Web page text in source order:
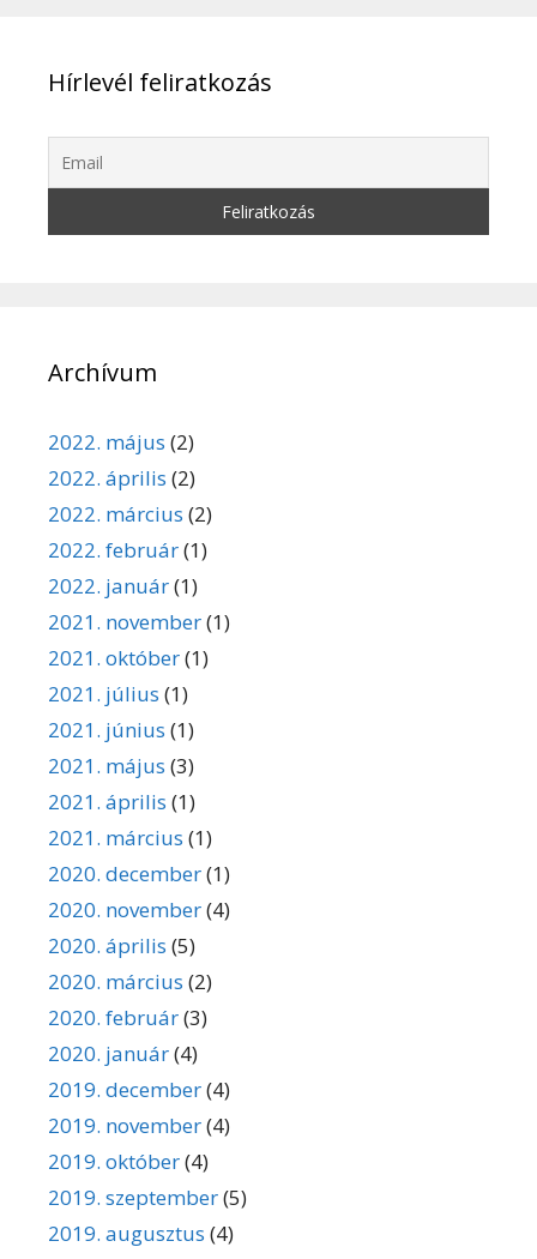
Hírlevél feliratkozás
Archívum
2022. május (2)
2022. április (2)
2022. március (2)
2022. február(1)
2022. január(1)
2021. november(1)
2021. október(1)
2021. július (1)
2021. június (1)
2021. május (3)
2021. április (1)
2021. március (1)
2020. december(1)
2020. november(4)
2020. április (5)
2020. március (2)
2020. február(3)
2020. január(4)
2019. december(4)
2019. november(4)
2019. október(4)
2019. szeptember(5)
2019. augusztus (4)